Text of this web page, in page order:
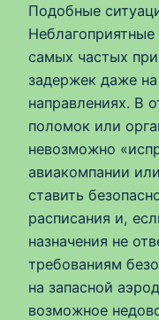
Подобные
самых частых
задержек даже
направлениях. В
поломок или
невозможно
авиакомпании
ставить
расписания и,
назначения не
требованиям
на запасной
возможное